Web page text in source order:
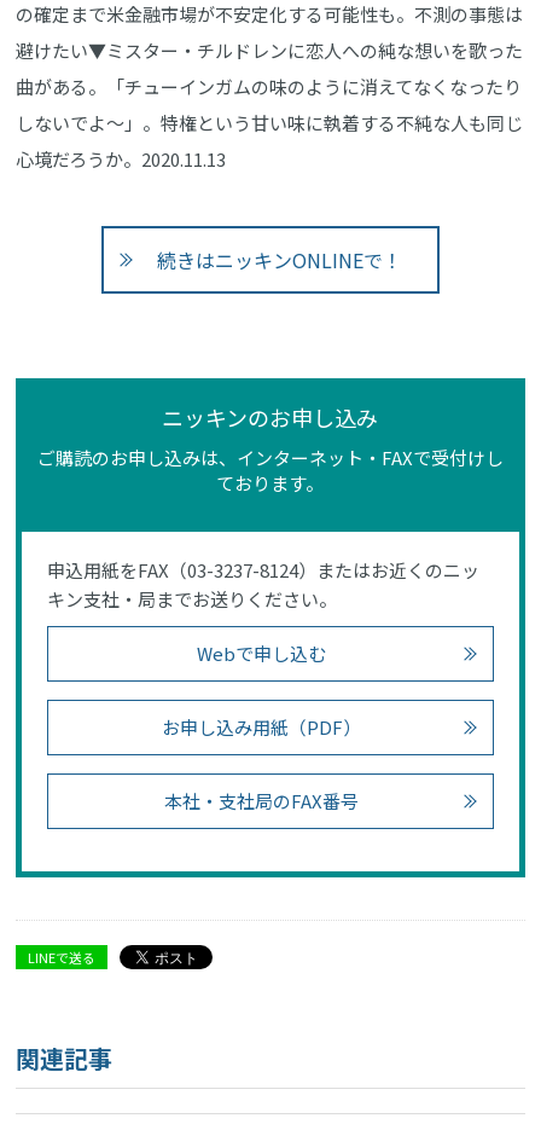
の確定まで米金融市場が不安定化する可能性も。不測の事態は
避けたい▼ミスター・チルドレンに恋人への純な想いを歌った
曲がある。「チューインガムの味のように消えてなくなったり
しないでよ～」。特権という甘い味に執着する不純な人も同じ
心境だろうか。2020.11.13
続きはニッキンONLINEで！
ニッキンのお申し込み
ご購読のお申し込みは、インターネット・FAXで受付けし
ております。
申込用紙をFAX（03-3237-8124）またはお近くのニッ
キン支社・局までお送りください。
Webで申し込む
お申し込み用紙（PDF）
本社・支社局のFAX番号
LINEで送る
関連記事